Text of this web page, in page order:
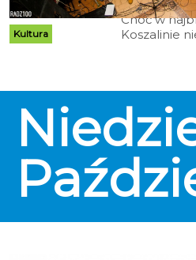
Kultura
Choć w
Koszalinie
Karczmy
Paihivo,
Whoiswho.